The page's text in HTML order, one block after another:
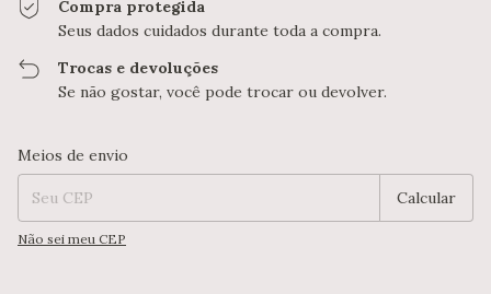
Compra protegida
Seus dados cuidados durante toda a compra.
Trocas e devoluções
Se não gostar, você pode trocar ou devolver.
Entregas para o CEP:
Meios de envio
Calcular
Não sei meu CEP